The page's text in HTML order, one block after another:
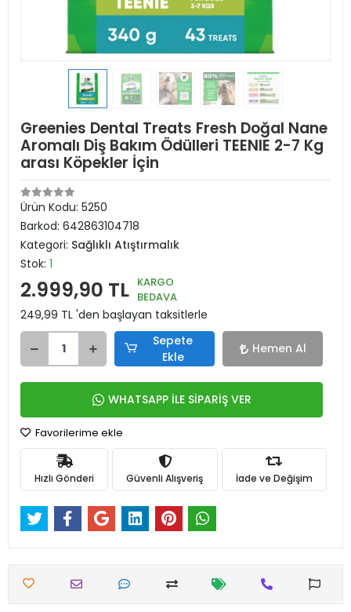
Greenies Dental Treats Fresh Doğal Nane
Aromalı Diş Bakım Ödülleri TEENIE 2-7 Kg
arası Köpekler İçin
Ürün Kodu: 5250
Barkod: 642863104718
Kategori: Sağlıklı Atıştırmalık
Stok: 1
2.999,90 TL KARGO
BEDAVA
249,99 TL 'den başlayan taksitlerle
Sepete
Ekle
Hemen Al
WHATSAPP İLE SİPARİŞ VER
Favorilerime ekle
Hızlı Gönderi Güvenli Alışveriş İade ve Değişim